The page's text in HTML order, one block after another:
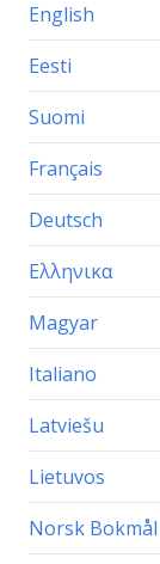
English
Eesti
Suomi
Français
Deutsch
Ελληνικα
Magyar
Italiano
Latviešu
Lietuvos
Norsk Bokmål